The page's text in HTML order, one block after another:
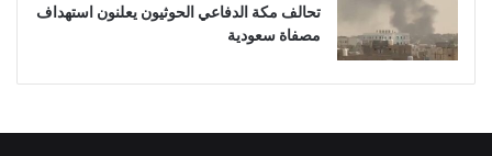
تحالف مكة الدفاعي الحوثيون يعلنون استهداف
مصفاة سعودية